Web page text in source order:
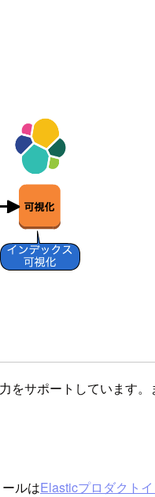
サポートしています
ルはElasticプロダクト